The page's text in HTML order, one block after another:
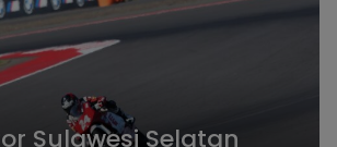
Sulawesi Selatan